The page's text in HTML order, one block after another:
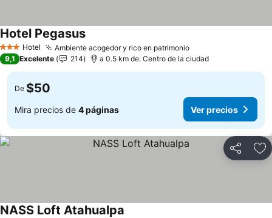
3 Estrellas
Hotel Ambiente acogedor y rico en patrimonioVer precios
Hotel PegasusVer precios
9,1 Excelente 214 a 0.5 km de: Centro de la ciudad
De $50
Mira precios de 4 páginas Ver precios
Compartir
NASS Loft Atahualpa